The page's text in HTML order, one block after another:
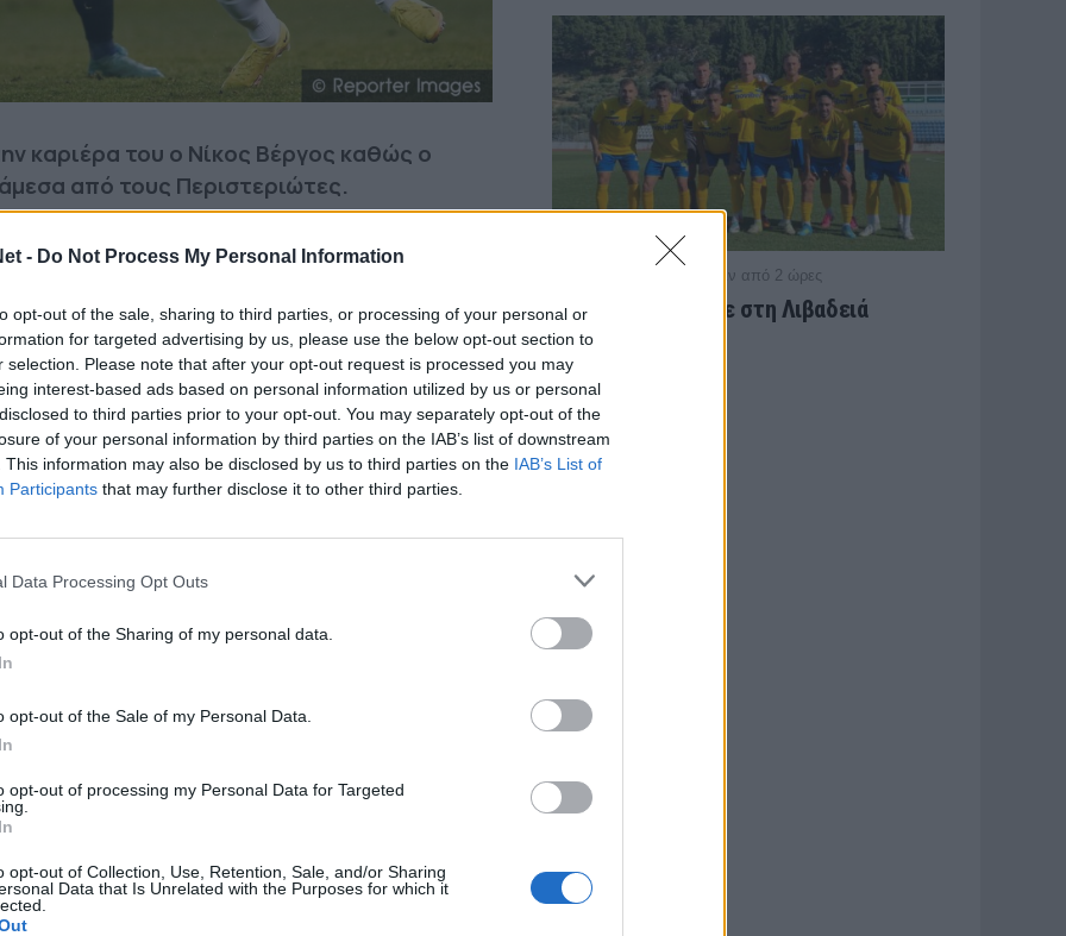
- Do Not Process My Personal Information
opt-out of the sale, sharing to third parties, or processing of your personal or
for targeted advertising by us, please use the below opt-out section to
selection. Please note that after your opt-out request is processed you may
interest-based ads based on personal information utilized by us or personal
to third parties prior to your opt-out. You may separately opt-out of the
of your personal information by third parties on the IAB’s list of downstream
This information may also be disclosed by us to third parties on the IAB’s List of
Participants that may further disclose it to other third parties.
Data Processing Opt Outs
opt-out of the Sharing of my personal data.
opt-out of the Sale of my Personal Data.
opt-out of processing my Personal Data for Targeted
opt-out of Collection, Use, Retention, Sale, and/or Sharing
Data that Is Unrelated with the Purposes for which it
καριέρα του ο Νίκος Βέργος καθώς ο
από τους Περιστεριώτες.
μας στο Google
μας στα αποτελέσματα αναζήτησης
on Google
επόμενα δύο χρόνια θα φορά ο Νίκος Βεργος.
στην ομάδα του Περιστερίου λίγες
από την Βόλφσμπεργκερ.
στην παραμονή της Λαμίας (4
μήνες στην Αυστρία, με τη φανέλα
σε 60 αγώνες.
/ πριν από 2 ώρες
Ήττα στο φινάλε στη Λιβαδειά